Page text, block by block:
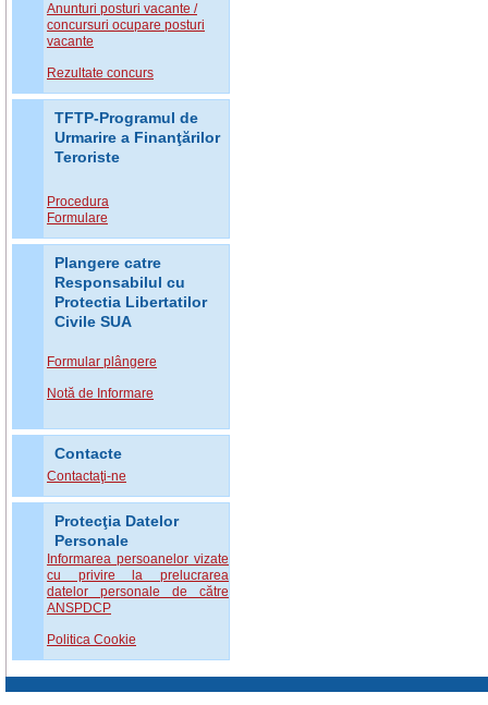
Anunturi posturi vacante /
concursuri ocupare posturi
vacante
Rezultate concurs
TFTP-Programul de
Urmarire a Finanţărilor
Teroriste
Procedura
Formulare
Plangere catre
Responsabilul cu
Protectia Libertatilor
Civile SUA
Formular plângere
Notă de Informare
Contacte
Contactaţi-ne
Protecţia Datelor
Personale
Informarea persoanelor vizate
cu privire la prelucrarea
datelor personale de către
ANSPDCP
Politica Cookie